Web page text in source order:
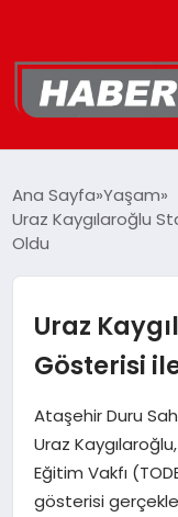
YAŞAM
MAGAZIN
SPOR
Ana Sayfa Yaşam
Uraz Kaygılaroğlu
Oldu
Uraz
Gösterisi
Ataşehir Duru
Uraz
Eğitim Vakfı
gösterisi